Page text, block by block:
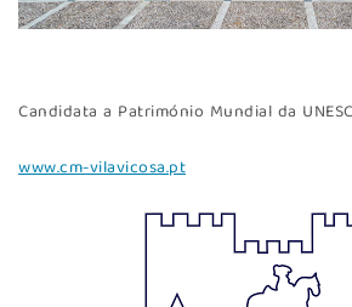
Candidata a Património Mundial da
www.cm-vilavicosa.pt